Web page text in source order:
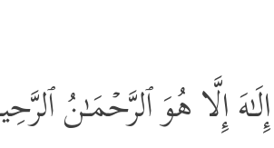
إِلَّا هُوَ ٱلرَّحۡمَـٰنُ